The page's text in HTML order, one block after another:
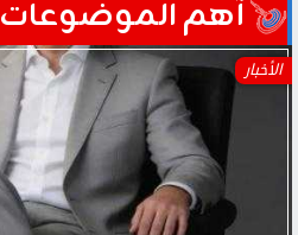
آهم الموضوعات
الأخبار